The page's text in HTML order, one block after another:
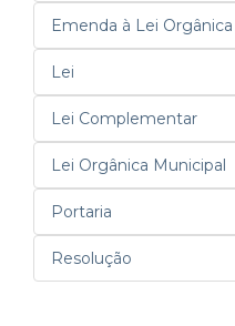
Emenda à Lei Orgânica
Lei
Lei Complementar
Lei Orgânica Municipal
Portaria
Resolução